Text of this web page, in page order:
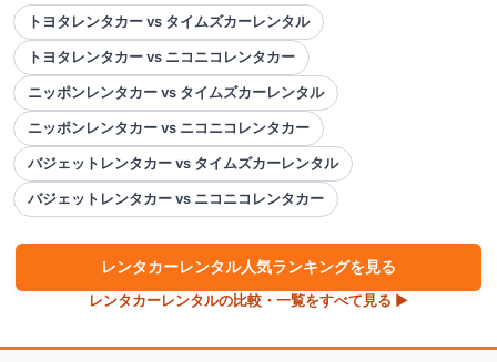
トヨタレンタカー vs タイムズカーレンタル
トヨタレンタカー vs ニコニコレンタカー
ニッポンレンタカー vs タイムズカーレンタル
ニッポンレンタカー vs ニコニコレンタカー
バジェットレンタカー vs タイムズカーレンタル
バジェットレンタカー vs ニコニコレンタカー
レンタカーレンタル人気ランキングを見る
レンタカーレンタルの比較・一覧をすべて見る ▶